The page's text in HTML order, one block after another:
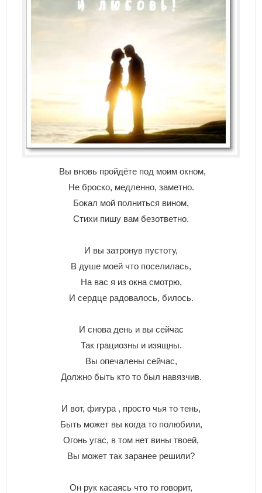
Вы вновь пройдёте под моим окном,
Не броско, медленно, заметно.
Бокал мой полниться вином,
Стихи пишу вам безответно.
И вы затронув пустоту,
В душе моей что поселилась,
На вас я из окна смотрю,
И сердце радовалось, билось.
И снова день и вы сейчас
Так грациозны и изящны.
Вы опечалены сейчас,
Должно быть кто то был навязчив.
И вот, фигура , просто чья то тень,
Быть может вы когда то полюбили,
Огонь угас, в том нет вины твоей,
Вы может так заранее решили?
Он рук касаясь что то говорит,